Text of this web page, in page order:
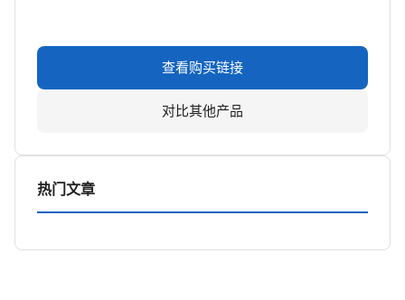
查看购买链接
对比其他产品
热门文章